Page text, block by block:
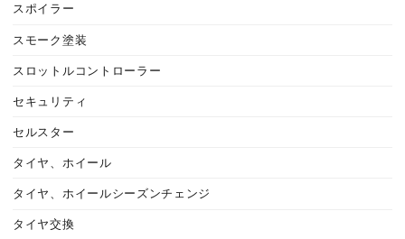
スポイラー
スモーク塗装
スロットルコントローラー
セキュリティ
セルスター
タイヤ、ホイール
タイヤ、ホイールシーズンチェンジ
タイヤ交換